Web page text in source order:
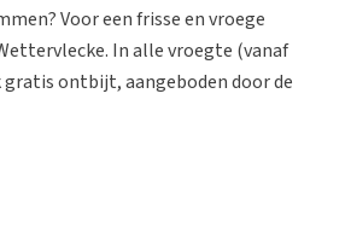
Voor een frisse en vroege
In alle vroegte (vanaf
gratis ontbijt, aangeboden door de